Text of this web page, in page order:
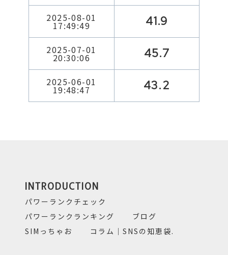
2025-08-01
17:49:49 41.9
2025-07-01
20:30:06 45.7
2025-06-01
19:48:47 43.2
INTRODUCTION
パワーランクチェック
パワーランクランキング
ブログ
SIMっちゃお
コラム｜SNSの知恵袋.